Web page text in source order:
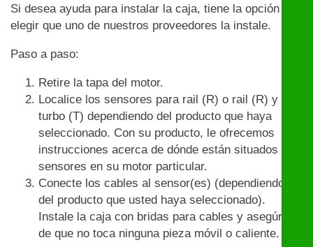
Si desea ayuda para instalar la caja, tiene la opción de
elegir que uno de nuestros proveedores la instale.
Paso a paso:
Retire la tapa del motor.
Localice los sensores para rail (R) o rail (R) y
turbo (T) dependiendo del producto que haya
seleccionado. Con su producto, le ofrecemos
instrucciones acerca de dónde están situados los
sensores en su motor particular.
Conecte los cables al sensor(es) (dependiendo
del producto que usted haya seleccionado).
Instale la caja con bridas para cables y asegúrese
de que no toca ninguna pieza móvil o caliente.